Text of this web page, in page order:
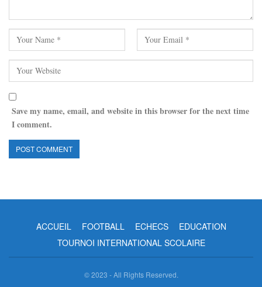
Save my name, email, and website in this browser for the next time
I comment.
ACCUEIL FOOTBALL ECHECS
EDUCATION
TOURNOI INTERNATIONAL SCOLAIRE
© 2023 - All Rights Reserved.